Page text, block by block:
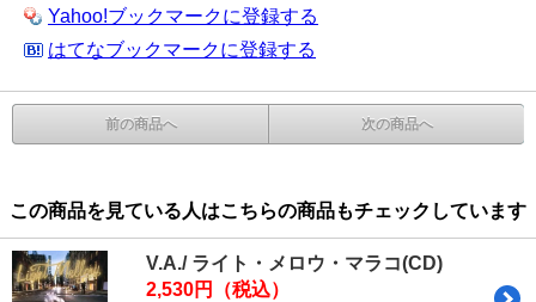
Yahoo!ブックマークに登録する
はてなブックマークに登録する
前の商品へ 次の商品へ
この商品を見ている人はこちらの商品もチェックしています
V.A./ ライト・メロウ・マラコ(CD)
2,530円（税込）